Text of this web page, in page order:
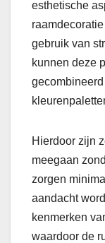
esthetische
gebruik van
kunnen deze
Hierdoor zijn
meegaan
zorgen
aandacht
kenmerken
waardoor de